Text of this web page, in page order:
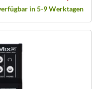
in 5-9 Werktagen